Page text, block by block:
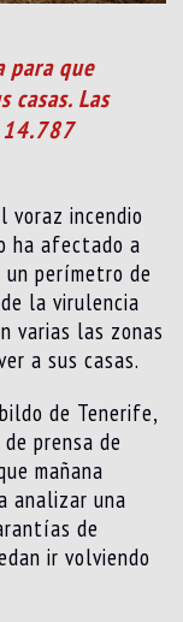
para que
casas. Las
14.787
voraz incendio
ha afectado a
perímetro de
la virulencia
varias las zonas
a sus casas.
de Tenerife,
prensa de
mañana
analizar una
de
ir volviendo